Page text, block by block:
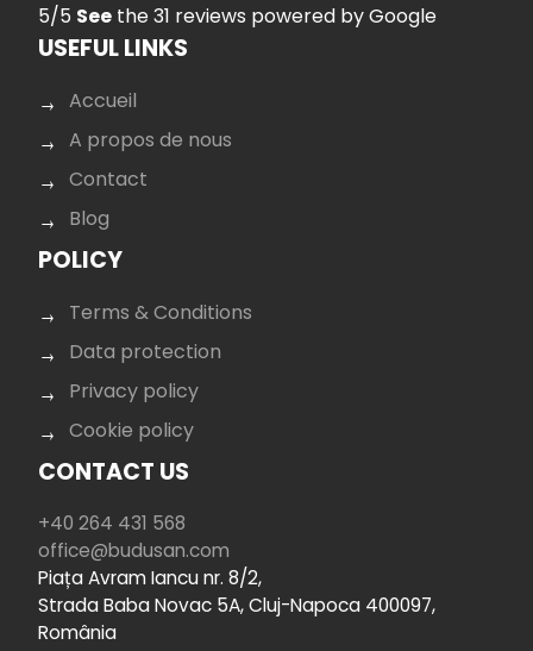
5/5 See the 31 reviews powered by Google
USEFUL LINKS
Accueil
A propos de nous
Contact
Blog
POLICY
Terms & Conditions
Data protection
Privacy policy
Cookie policy
CONTACT US
+40 264 431 568
office@budusan.com
Piața Avram Iancu nr. 8/2,
Strada Baba Novac 5A, Cluj-Napoca 400097,
România